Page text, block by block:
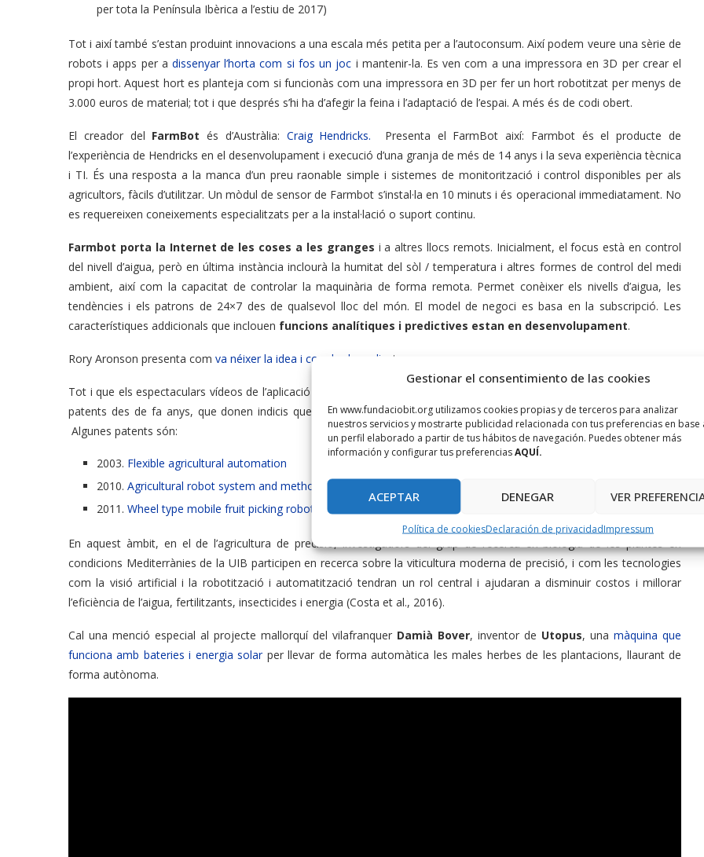
Gestionar el consentimiento de las cookies
En www.fundaciobit.org utilizamos cookies propias y de terceros para analizar
nuestros servicios y mostrarte publicidad relacionada con tus preferencias en base
un perfil elaborado a partir de tus hábitos de navegación. Puedes obtener más
información y configurar tus preferenciasAQUÍ.
ACEPTAR DENEGAR VER
Política de cookiesDeclaración de privacidadImpressum
per tota la Península Ibèrica a l’estiu de 2017)
Tot i així també s’estan produint innovacions a una escala més petita per a l’autoconsum. Així podem veure una sèrie de
robots i apps per adissenyar l’horta com si fos un joc i mantenir-la. Es ven com a una impressora en 3D per crear el
propi hort. Aquest hort es planteja com si funcionàs com una impressora en 3D per fer un hort robotitzat per menys de
3.000 euros de material; tot i que després s’hi ha d’afegir la feina i l’adaptació de l’espai. A més és de codi obert.
El creador del FarmBot és d’Austràlia: Craig Hendricks. Presenta el FarmBot així: Farmbot és el producte de
l’experiència de Hendricks en el desenvolupament i execució d’una granja de més de 14 anys i la seva experiència tècnica
i TI. És una resposta a la manca d’un preu raonable simple i sistemes de monitorització i control disponibles per als
agricultors, fàcils d’utilitzar. Un mòdul de sensor de Farmbot s’instal·la en 10 minuts i és operacional immediatament. No
es requereixen coneixements especialitzats per a la instal·lació o suport continu.
Farmbot porta la Internet de les coses a les granges i a altres llocs remots. Inicialment, el focus està en control
del nivell d’aigua, però en última instància inclourà la humitat del sòl / temperatura i altres formes de control del medi
ambient, així com la capacitat de controlar la maquinària de forma remota. Permet conèixer els nivells d’aigua, les
tendències i els patrons de 24×7 des de qualsevol lloc del món. El model de negoci es basa en la subscripció. Les
característiques addicionals que inclouen funcions analítiques i predictives estan en desenvolupament.
Rory Aronson presenta com va néixer la idea i com ho ha aplica t.
Tot i que els espectaculars vídeos de l’aplicació de la robòtica a l’agricultura són molt recents, s’ha de dir que existeixen
patents des de fa anys, que donen indicis que no és tan fàcil passar de la idea, al concepte, al prototip i al mercat.
Algunes patents són:
2003. Flexible agricultural automation
2010. Agricultural robot system and method
2011. Wheel type mobile fruit picking robot and fruit picking method
En aquest àmbit, en el de l’agricultura de precisió, investigadors del grup de recerca en biologia de les plantes en
condicions Mediterrànies de la UIB participen en recerca sobre la viticultura moderna de precisió, i com les tecnologies
com la visió artificial i la robotització i automatització tendran un rol central i ajudaran a disminuir costos i millorar
l’eficiència de l’aigua, fertilitzants, insecticides i energia (Costa et al., 2016).
Cal una menció especial al projecte mallorquí del vilafranquer Damià Bover, inventor de Utopus, una màquina que
funciona amb bateries i energia solarper llevar de forma automàtica les males herbes de les plantacions, llaurant de
forma autònoma.